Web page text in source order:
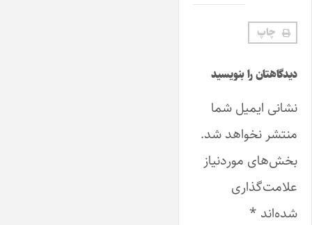
چاپ
دیدگاهتان را بنویسید
نشانی ایمیل شما
منتشر نخواهد شد.
بخش‌های موردنیاز
علامت‌گذاری
شده‌اند *